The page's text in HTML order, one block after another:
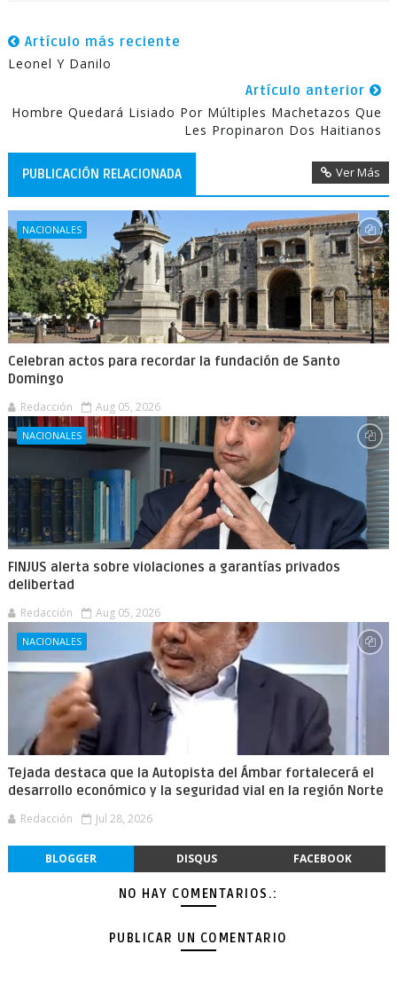
Artículo más reciente
Leonel Y Danilo
Artículo anterior
Hombre Quedará Lisiado Por Múltiples Machetazos Que
Les Propinaron Dos Haitianos
PUBLICACIÓN RELACIONADA Ver Más
NACIONALES
Celebran actos para recordar la fundación de Santo
Domingo
Redacción Aug 05, 2026
NACIONALES
FINJUS alerta sobre violaciones a garantías privados
delibertad
Redacción Aug 05, 2026
NACIONALES
Tejada destaca que la Autopista del Ámbar fortalecerá el
desarrollo económico y la seguridad vial en la región Norte
Redacción Jul 28, 2026
BLOGGER DISQUS FACEBOOK
NO HAY COMENTARIOS.:
PUBLICAR UN COMENTARIO